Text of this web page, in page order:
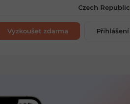
Czech Republic
Vyzkoušet zdarma Přihlášení